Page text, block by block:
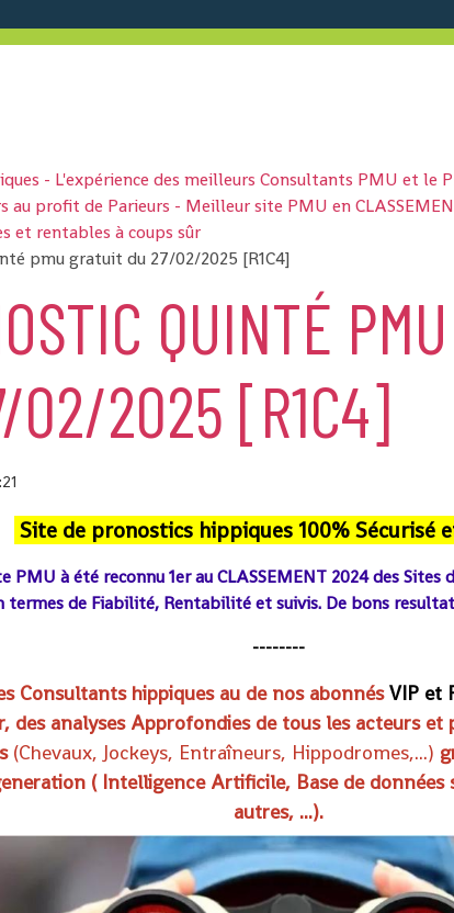
- L'expérience des meilleurs Consultants PMU et le
au profit de Parieurs - Meilleur site PMU en
et rentables à coups sûr
pmu gratuit du 27/02/2025 [R1C4]
QUINTÉ
02/2025 [R1C4]
Site de pronostics hippiques 100% Sécurisé
PMU àété reconnu 1er au CLASSEMENT 2024 des
termes de Fiabilité, Rentabilité et suivis. De bons
--------
Consultants hippiques au de nos abonnésVIP et
des analyses Approfondies de tous les acteurs et
(Chevaux, Jockeys, Entraîneurs, Hippodromes,...)
( Intelligence Artificile, Base de
autres, ...).